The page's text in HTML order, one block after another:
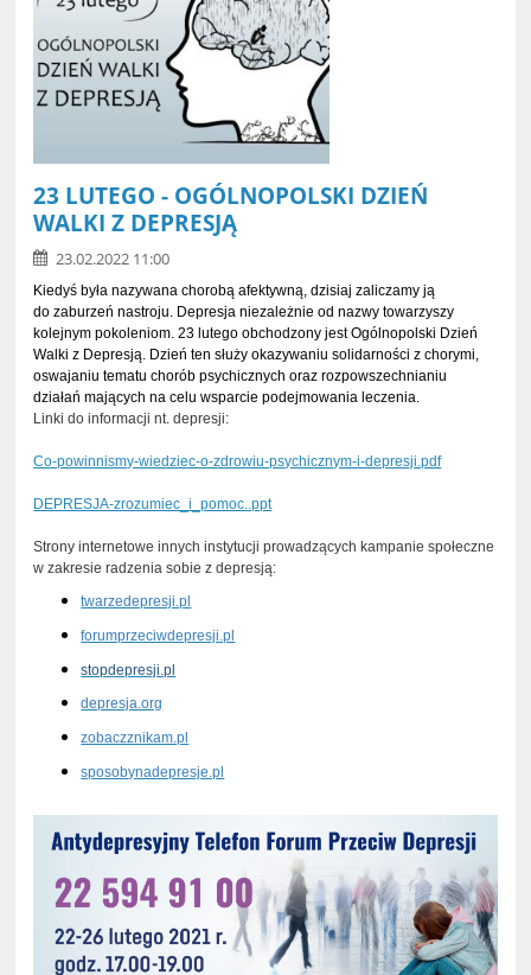
23 LUTEGO - OGÓLNOPOLSKI DZIEŃ
WALKI Z DEPRESJĄ
23.02.2022 11:00
Kiedyś była nazywana chorobą afektywną, dzisiaj zaliczamy ją
do zaburzeń nastroju. Depresja niezależnie od nazwy towarzyszy
kolejnym pokoleniom. 23 lutego obchodzony jest Ogólnopolski Dzień
Walki z Depresją. Dzień ten służy okazywaniu solidarności z chorymi,
oswajaniu tematu chorób psychicznych oraz rozpowszechnianiu
działań mających na celu wsparcie podejmowania leczenia.
Linki do informacji nt. depresji:
Co-powinnismy-wiedziec-o-zdrowiu-psychicznym-i-depresji.pdf
DEPRESJA-zrozumiec_i_pomoc..ppt
Strony internetowe innych instytucji prowadzących kampanie społeczne
w zakresie radzenia sobie z depresją:
twarzedepresji.pl
forumprzeciwdepresji.pl
stopdepresji.pl
depresja.org
zobaczznikam.pl
sposobynadepresje.pl